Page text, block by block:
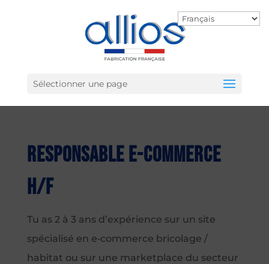
Sélectionner une page
Responsable e-commerce
H/F
Tu as 2 à 3 ans d’expérience sur un site
spécialisé en e‑commerce bricolage /
habitat ou sur une marketplace du secteur